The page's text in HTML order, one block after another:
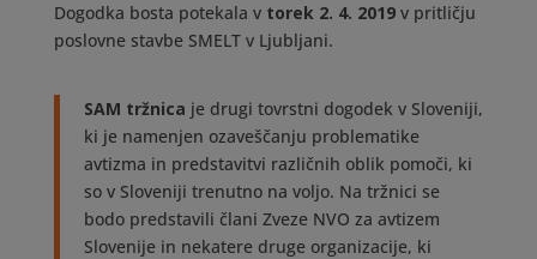
Dogodka bosta potekala vtorek 2. 4. 2019v pritličju
poslovne stavbe SMELT v Ljubljani.
SAM tržnica je drugi tovrstni dogodek v Sloveniji,
ki je namenjen ozaveščanju problematike
avtizma in predstavitvi različnih oblik pomoči, ki
so v Sloveniji trenutno na voljo. Na tržnici se
bodo predstavili člani Zveze NVO za avtizem
Slovenije in nekatere druge organizacije, ki